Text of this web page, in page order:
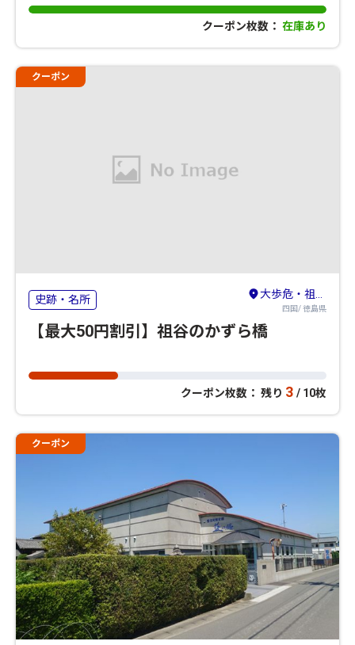
クーポン枚数： 在庫あり
クーポン
史跡・名所 大歩危・祖谷・剣山・吉野川
四国/ 徳島県
【最大50円割引】祖谷のかずら橋
クーポン枚数： 残り 3 / 10枚
クーポン